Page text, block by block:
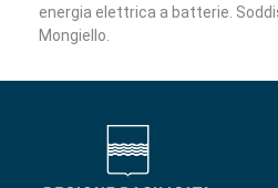
energia elettrica a batterie.
Mongiello.